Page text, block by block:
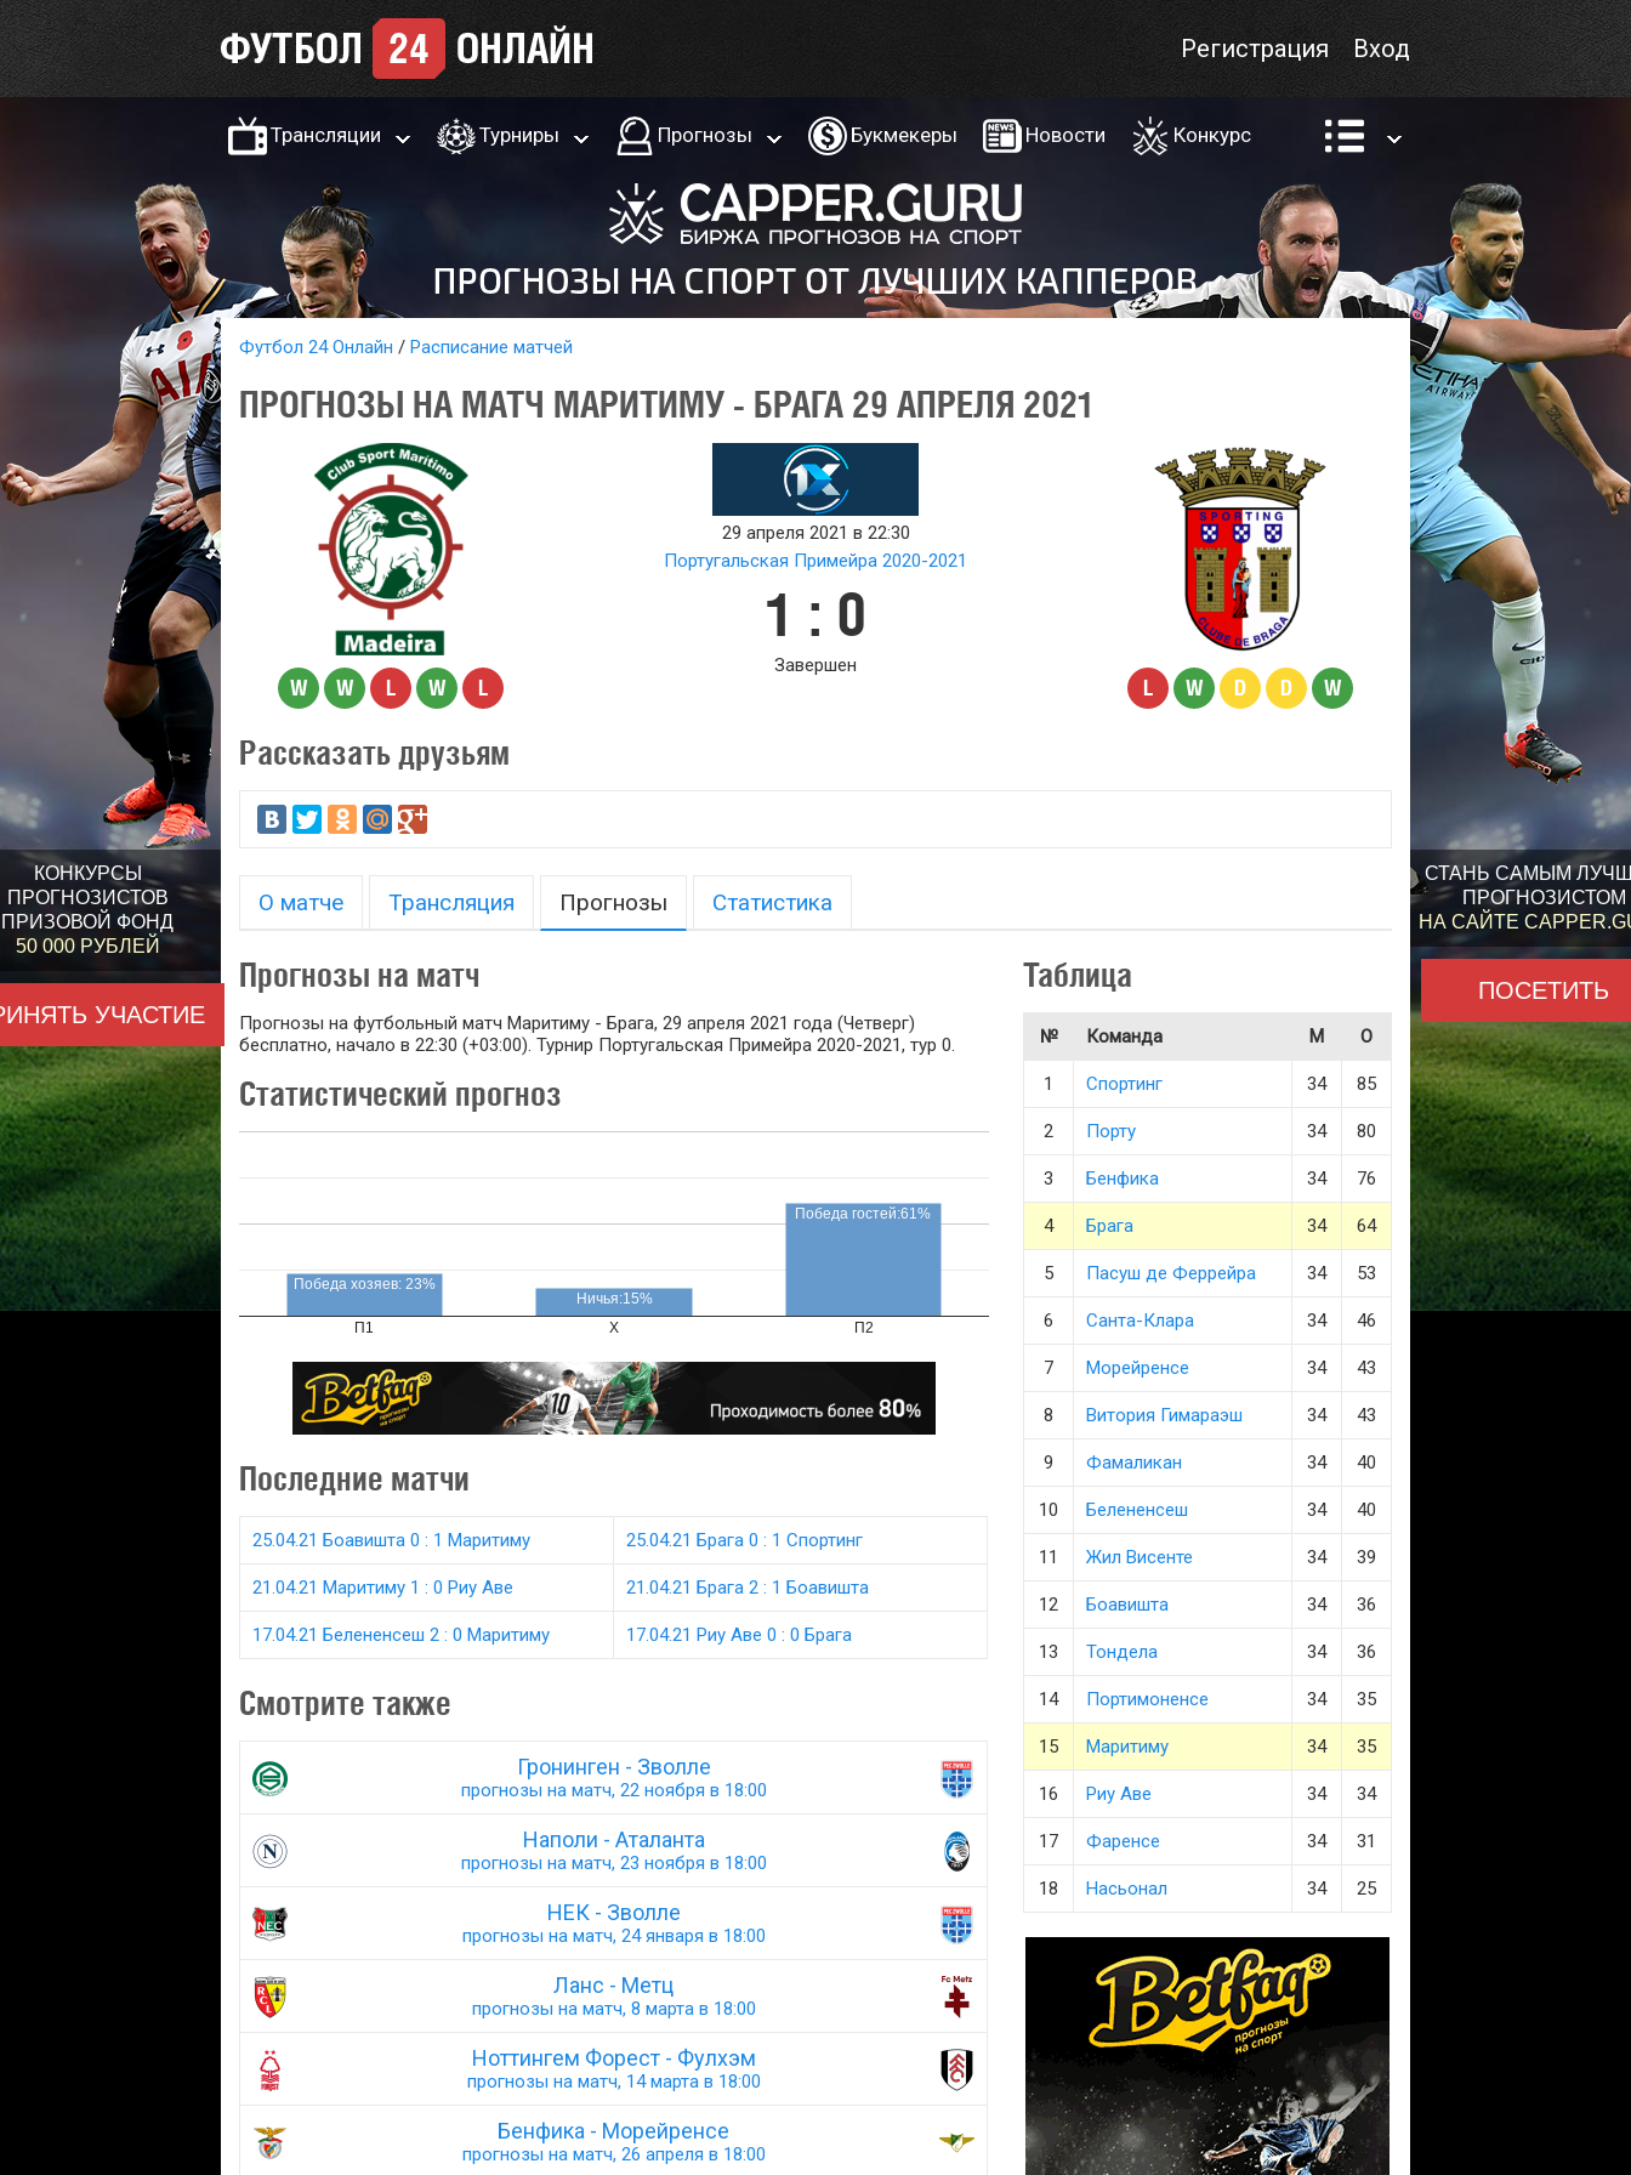
КОНКУРСЫ
ПРОГНОЗИСТОВ
ПРИЗОВОЙ ФОНД
50 000 РУБЛЕЙ
УЧАСТИЕ
СТАНЬ САМЫМ
ПРОГНОЗИСТОМ
НА САЙТЕ
ПОСЕТИТЬ
Вход
Регистрация
Трансляции Турниры Прогнозы Букмекеры Новости Конкурс
Футбол 24 Онлайн Расписание матчей
ПРОГНОЗЫ НА МАТЧ МАРИТИМУ - БРАГА 29 АПРЕЛЯ 2021
W W L W L
29 апреля 2021 в 22:30
Португальская Примейра 2020-2021
1 : 0
Завершен
L W D D W
Рассказать друзьям
О матче Трансляция Прогнозы Статистика
Прогнозы на матч
Прогнозы на футбольный матч Маритиму - Брага, 29 апреля 2021 года (Четверг)
бесплатно, начало в 22:30 (+03:00). Турнир Португальская Примейра 2020-2021, тур 0.
Статистический прогноз
П1 X П2
Победа хозяев: 23%
Ничья:15%
Победа гостей:61%
Последние матчи
25.04.21 Боавишта 0 : 1 Маритиму 25.04.21 Брага 0 : 1 Спортинг
21.04.21 Маритиму 1 : 0 Риу Аве 21.04.21 Брага 2 : 1 Боавишта
17.04.21 Белененсеш 2 : 0 Маритиму 17.04.21 Риу Аве 0 : 0 Брага
Смотрите также
Гронинген - Зволле
прогнозы на матч, 22 ноября в 18:00
Наполи - Аталанта
прогнозы на матч, 23 ноября в 18:00
НЕК - Зволле
прогнозы на матч, 24 января в 18:00
Ланс - Метц
прогнозы на матч, 8 марта в 18:00
Ноттингем Форест - Фулхэм
прогнозы на матч, 14 марта в 18:00
Бенфика - Морейренсе
прогнозы на матч, 26 апреля в 18:00
Таблица
№ Команда М О
1 Спортинг 34 85
2 Порту 34 80
3 Бенфика 34 76
4 Брага 34 64
5 Пасуш де Феррейра 34 53
6 Санта-Клара 34 46
7 Морейренсе 34 43
8 Витория Гимараэш 34 43
9 Фамаликан 34 40
10 Белененсеш 34 40
11 Жил Висенте 34 39
12 Боавишта 34 36
13 Тондела 34 36
14 Портимоненсе 34 35
15 Маритиму 34 35
16 Риу Аве 34 34
17 Фаренсе 34 31
18 Насьонал 34 25